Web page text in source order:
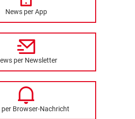
News per App
per Newsletter
per Browser-Nachricht